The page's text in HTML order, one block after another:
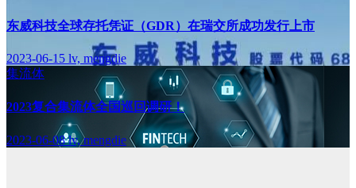
东威科技全球存托凭证（GDR）在瑞交所成功发行上市
2023-06-15 lv, mengdie
集流体
2023复合集流体全国巡回调研！
2023-06-08lv, mengdie